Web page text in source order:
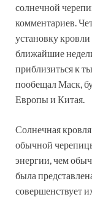
солнечной
комментариев.
установку
ближайшие
приблизиться к
пообещал Маск,
Европы и Китая.
Солнечная кровля
обычной
энергии, чем
была
совершенствует